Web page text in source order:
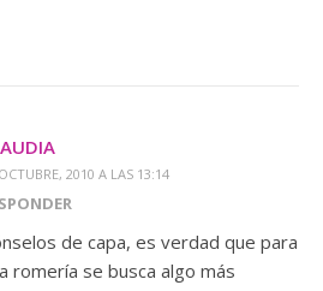
2010 A LAS 13:14
de capa, es verdad que para
romería se busca algo más